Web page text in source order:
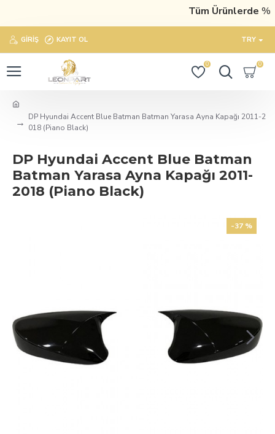
Tüm Ürünlerde
GIRIŞ KAYIT OL TRY
0 0
DP Hyundai Accent Blue Batman Batman Yarasa Ayna Kapağı 2011-2
018 (Piano Black)
DP Hyundai Accent Blue Batman
Batman Yarasa Ayna Kapağı 2011-
2018 (Piano Black)
-37 %